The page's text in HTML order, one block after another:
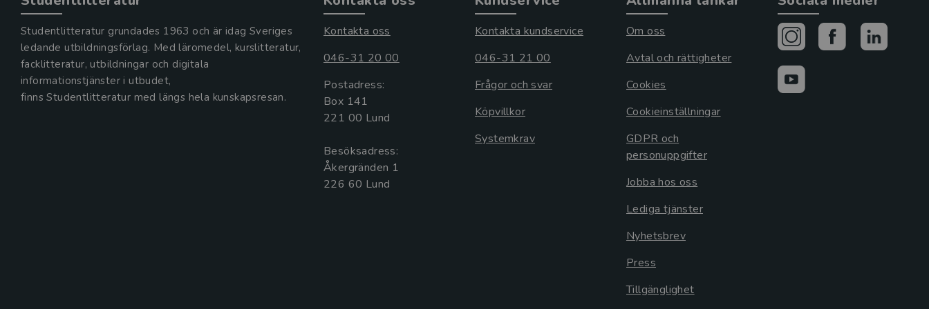
Studentlitteratur grundades 1963 och är idag Sveriges
ledande utbildningsförlag. Med läromedel, kurslitteratur,
facklitteratur, utbildningar och digitala
informationstjänster i utbudet,
finns Studentlitteratur med längs hela kunskapsresan.
Kontakta oss
046-31 20 00
Postadress:
Box 141
221 00 Lund
Besöksadress:
Åkergränden 1
Kontakta kundservice
046-31 21 00
Frågor och svar
Köpvillkor
Systemkrav
Om oss
Avtal och rättigheter
Cookies
Cookieinställningar
GDPR och
personuppgifter
Jobba hos oss
Lediga tjänster
Nyhetsbrev
Press
Tillgänglighet